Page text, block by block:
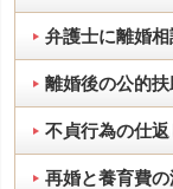
弁護士に離婚
離婚後の公的
不貞行為の仕
再婚と養育費